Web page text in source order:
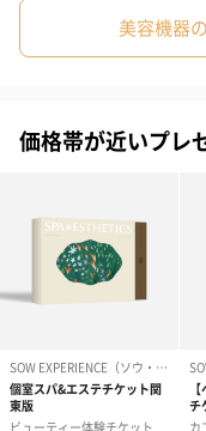
ゴールド（390円）
生花のブーケを同梱し
※9-15時にご注文いた
も1日遅くなります。
美容機器
価格帯が近いプレ